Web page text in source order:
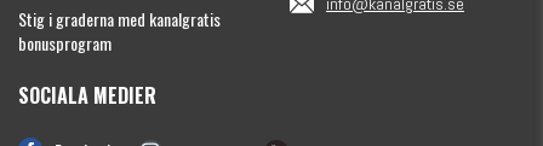
Stig i graderna med kanalgratis
bonusprogram
SOCIALA MEDIER